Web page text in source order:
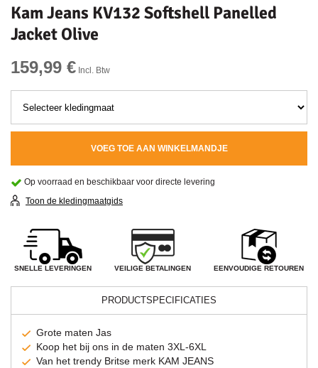
Kam Jeans KV132 Softshell Panelled
Jacket Olive
159,99 € Incl. Btw
VOEG TOE AAN WINKELMANDJE
Op voorraad en beschikbaar voor directe levering
Toon de kledingmaatgids
SNELLE LEVERINGEN VEILIGE BETALINGEN EENVOUDIGE RETOUREN
PRODUCTSPECIFICATIES
Grote maten Jas
Koop het bij ons in de maten 3XL-6XL
Van het trendy Britse merk KAM JEANS